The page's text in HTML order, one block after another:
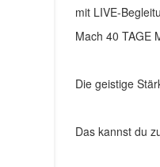
mit LIVE-
Mach 40 TAGE
Die geistige
Das kannst du